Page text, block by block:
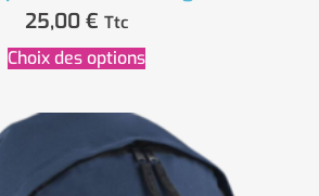
25,00 € Ttc
Choix des options